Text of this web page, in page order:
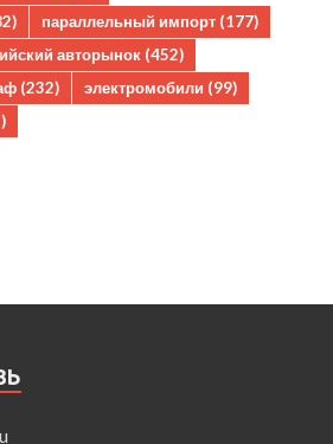
параллельный импорт (177)
авторынок (452)
(232) электромобили (99)